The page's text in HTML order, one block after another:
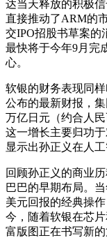
达当天释放的积极
直接推动了ARM的
交IPO招股书草案的
最快将于今年9月完
心。
软银的财务表现同
公布的最新财报，
万亿日元（约合人
这一增长主要归功
显示出孙正义在人
回顾孙正义的商业
巴巴的早期布局。
美元回报的经典操
今，随着软银在芯
富版图正在书写新的